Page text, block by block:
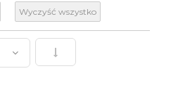
Wyczyść wszystko
Ustaw kierunek rosnący